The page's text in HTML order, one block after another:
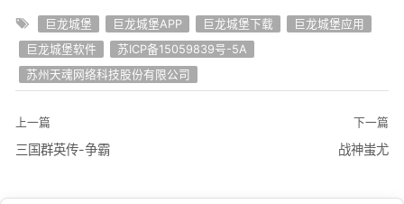
巨龙城堡 巨龙城堡APP 巨龙城堡下载
巨龙城堡应用
巨龙城堡软件
苏ICP备15059839号-5A
苏州天魂网络科技股份有限公司
上一篇
三国群英传-争霸
下一篇
战神蚩尤